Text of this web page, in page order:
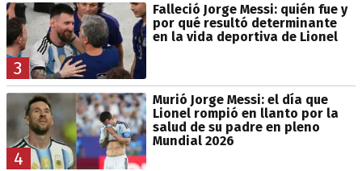
3
Falleció Jorge Messi: quién fue y
por qué resultó determinante
en la vida deportiva de Lionel
4
Murió Jorge Messi: el día que
Lionel rompió en llanto por la
salud de su padre en pleno
Mundial 2026